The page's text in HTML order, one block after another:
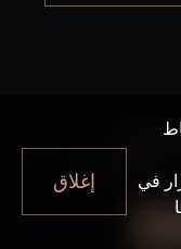
في
إغلاق